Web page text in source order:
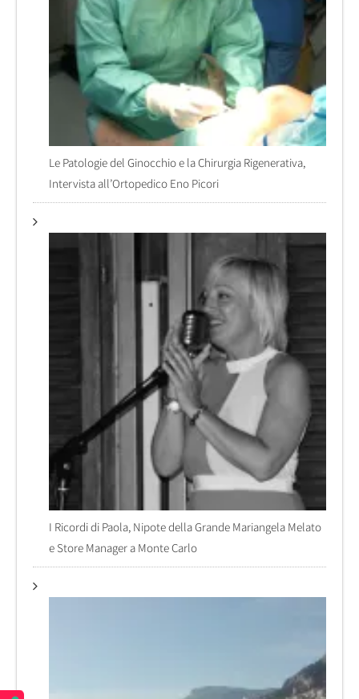
Le Patologie del Ginocchio e la Chirurgia Rigenerativa,
Intervista all’Ortopedico Eno Picori
I Ricordi di Paola, Nipote della Grande Mariangela Melato
e Store Manager a Monte Carlo